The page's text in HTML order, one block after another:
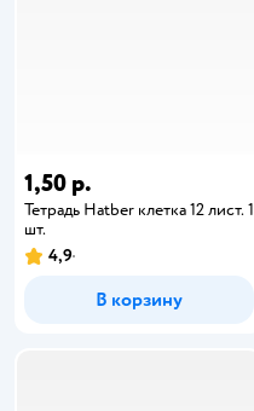
1,50 р.
Тетрадь Hatber клетка 12 лист. 1
шт.
4,9
В корзину